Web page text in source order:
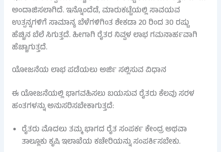
ಅಂದಾಜಿಸಲಾಗಿದೆ. ಇನ್ನೊಂದೆಡೆ, ಮಾರುಕಟ್ಟೆಯಲ್ಲಿ ಸಾವಯವ
ಉತ್ಪನ್ನಗಳಿಗೆ ಸಾಮಾನ್ಯ ಬೆಳೆಗಳಿಗಿಂತ ಶೇಕಡಾ 20 ರಿಂದ 30 ರಷ್ಟು
ಹೆಚ್ಚಿನ ಬೆಲೆ ಸಿಗುತ್ತದೆ. ಹೀಗಾಗಿ ರೈತರ ನಿವ್ವಳ ಲಾಭ ಗಮನಾರ್ಹವಾಗಿ
ಹೆಚ್ಚಾಗುತ್ತದೆ.
ಯೋಜನೆಯ ಲಾಭ ಪಡೆಯಲು ಅರ್ಜಿ ಸಲ್ಲಿಸುವ ವಿಧಾನ
ಈ ಯೋಜನೆಯಲ್ಲಿ ಭಾಗವಹಿಸಲು ಬಯಸುವ ರೈತರು ಕೆಲವು ಸರಳ
ಹಂತಗಳನ್ನು ಅನುಸರಿಸಬೇಕಾಗುತ್ತದೆ:
ರೈತರು ಮೊದಲು ತಮ್ಮ ಭಾಗದ ರೈತ ಸಂಪರ್ಕ ಕೇಂದ್ರ ಅಥವಾ
ತಾಲ್ಲೂಕು ಕೃಷಿ ಇಲಾಖೆಯ ಕಚೇರಿಯನ್ನು ಸಂಪರ್ಕಿಸಬೇಕು.